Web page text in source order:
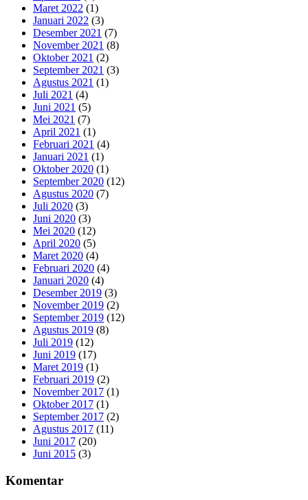
Maret 2022 (1)
Januari 2022 (3)
Desember 2021 (7)
November 2021 (8)
Oktober 2021 (2)
September 2021 (3)
Agustus 2021 (1)
Juli 2021 (4)
Juni 2021 (5)
Mei 2021 (7)
April 2021 (1)
Februari 2021 (4)
Januari 2021 (1)
Oktober 2020 (1)
September 2020 (12)
Agustus 2020 (7)
Juli 2020 (3)
Juni 2020 (3)
Mei 2020 (12)
April 2020 (5)
Maret 2020 (4)
Februari 2020 (4)
Januari 2020 (4)
Desember 2019 (3)
November 2019 (2)
September 2019 (12)
Agustus 2019 (8)
Juli 2019 (12)
Juni 2019 (17)
Maret 2019 (1)
Februari 2019 (2)
November 2017 (1)
Oktober 2017 (1)
September 2017 (2)
Agustus 2017 (11)
Juni 2017 (20)
Juni 2015 (3)
Komentar